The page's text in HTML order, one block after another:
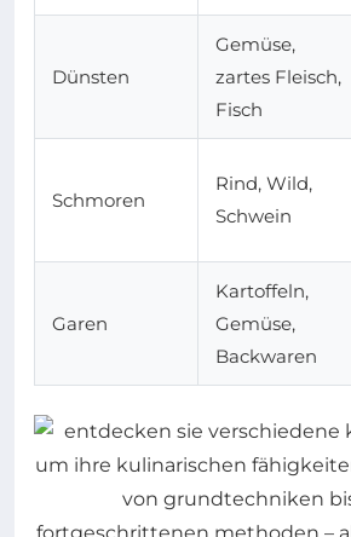
Dünsten
Gemüse,
zartes Fleisch,
Fisch
Schmoren
Rind, Wild,
Schwein
Garen
Kartoffeln,
Gemüse,
Backwaren